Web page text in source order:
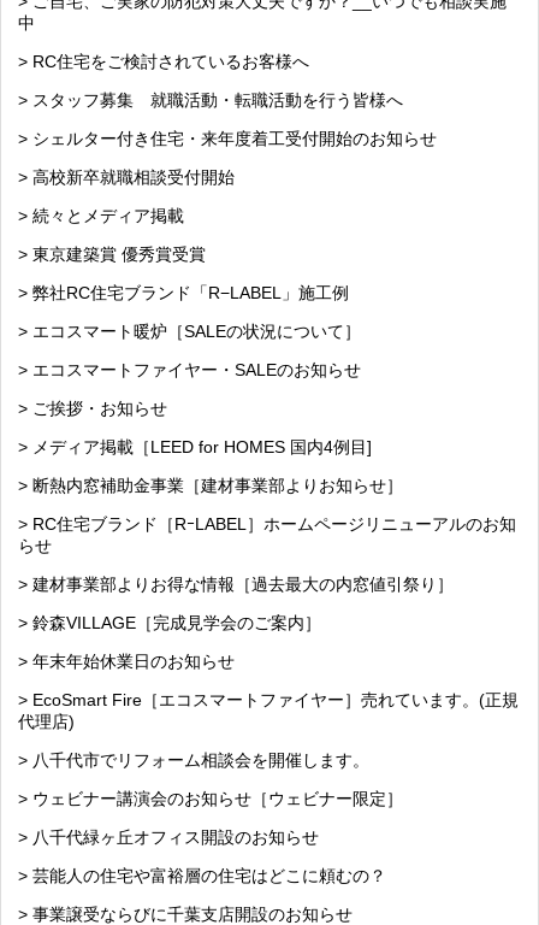
中
> RC住宅をご検討されているお客様へ
> スタッフ募集 就職活動・転職活動を行う皆様へ
> シェルター付き住宅・来年度着工受付開始のお知らせ
> 高校新卒就職相談受付開始
> 続々とメディア掲載
> 東京建築賞 優秀賞受賞
> 弊社RC住宅ブランド「R−LABEL」施工例
> エコスマート暖炉［SALEの状況について］
> エコスマートファイヤー・SALEのお知らせ
> ご挨拶・お知らせ
> メディア掲載［LEED for HOMES 国内4例目]
> 断熱内窓補助金事業［建材事業部よりお知らせ］
> RC住宅ブランド［RｰLABEL］ホームページリニューアルのお知
らせ
> 建材事業部よりお得な情報［過去最大の内窓値引祭り］
> 鈴森VILLAGE［完成見学会のご案内］
> 年末年始休業日のお知らせ
> EcoSmart Fire［エコスマートファイヤー］売れています。(正規
代理店)
> 八千代市でリフォーム相談会を開催します。
> ウェビナー講演会のお知らせ［ウェビナー限定］
> 八千代緑ヶ丘オフィス開設のお知らせ
> 芸能人の住宅や富裕層の住宅はどこに頼むの？
> 事業譲受ならびに千葉支店開設のお知らせ